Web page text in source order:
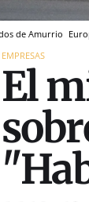
de Amurrio
EMPRESAS
El